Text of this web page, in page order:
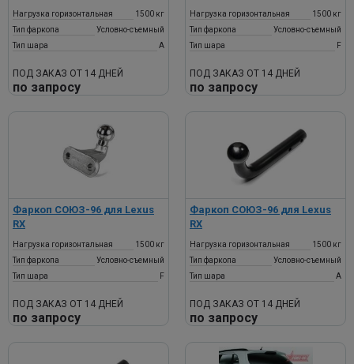
Нагрузка горизонтальная
1500 кг
Тип фаркопа
Условно-съемный
Тип шара
A
ПОД ЗАКАЗ ОТ 14 ДНЕЙ
по запросу
Нагрузка горизонтальная
1500 кг
Тип фаркопа
Условно-съемный
Тип шара
F
ПОД ЗАКАЗ ОТ 14 ДНЕЙ
по запросу
Фаркоп СОЮЗ-96 для Lexus
RX
Нагрузка горизонтальная
1500 кг
Тип фаркопа
Условно-съемный
Тип шара
F
ПОД ЗАКАЗ ОТ 14 ДНЕЙ
по запросу
Фаркоп СОЮЗ-96 для Lexus
RX
Нагрузка горизонтальная
1500 кг
Тип фаркопа
Условно-съемный
Тип шара
A
ПОД ЗАКАЗ ОТ 14 ДНЕЙ
по запросу